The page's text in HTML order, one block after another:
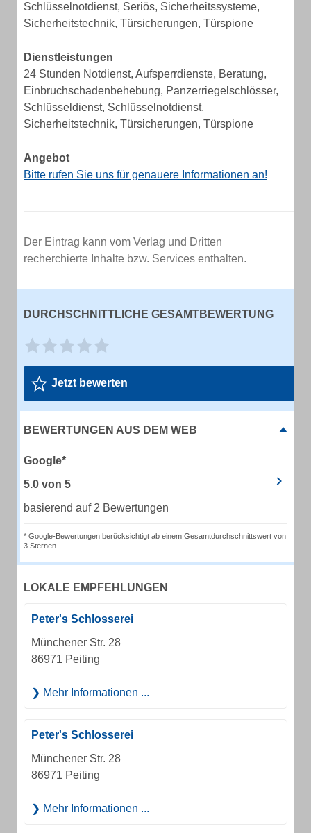
Schlüsselnotdienst, Seriös, Sicherheitssysteme,
Sicherheitstechnik, Türsicherungen, Türspione
Dienstleistungen
24 Stunden Notdienst, Aufsperrdienste, Beratung,
Einbruchschadenbehebung, Panzerriegelschlösser,
Schlüsseldienst, Schlüsselnotdienst,
Sicherheitstechnik, Türsicherungen, Türspione
Angebot
Bitte rufen Sie uns für genauere Informationen an!
Der Eintrag kann vom Verlag und Dritten
recherchierte Inhalte bzw. Services enthalten.
DURCHSCHNITTLICHE GESAMTBEWERTUNG
Jetzt bewerten
BEWERTUNGEN AUS DEM WEB
Google*
5.0 von 5
basierend auf 2 Bewertungen
* Google-Bewertungen berücksichtigt ab einem Gesamtdurchschnittswert von
3 Sternen
LOKALE EMPFEHLUNGEN
Peter's Schlosserei
Münchener Str. 28
86971 Peiting
Mehr Informationen ...
Peter's Schlosserei
Münchener Str. 28
86971 Peiting
Mehr Informationen ...